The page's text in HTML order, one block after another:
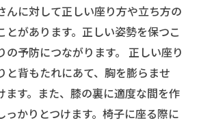
んに対して正しい座り方や立ち方の
とがあります。正しい姿勢を保つこ
の予防につながります。 正しい座り
と背もたれにあて、胸を膨らませ
ます。また、膝の裏に適度な間を作
っかりとつけます。椅子に座る際に